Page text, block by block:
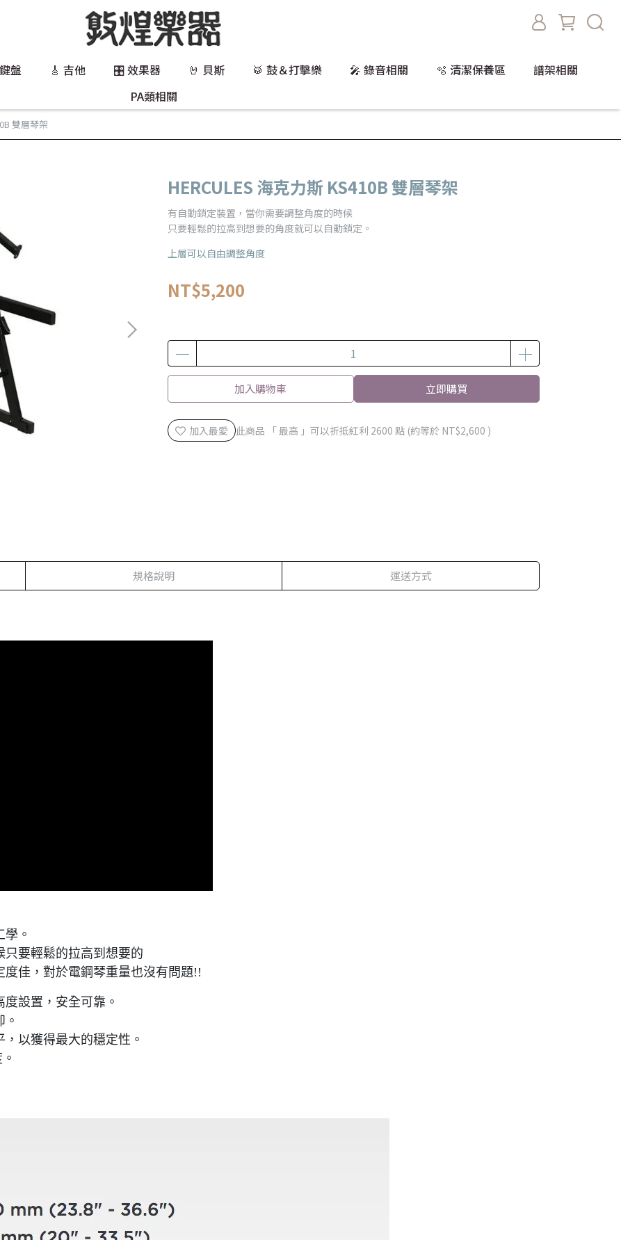
盤 🎸 吉他 🎛️ 效果器 🤘 貝斯 🥁 鼓＆打擊樂 🎤 錄音相關 🫧 清潔保養區
譜架相關
PA類相關
雙層琴架
HERCULES 海克力斯 KS410B 雙層琴架
有自動鎖定裝置，當你需要調整角度的時候
只要輕鬆的拉高到想要的角度就可以自動鎖定。
上層可以自由調整角度
NT$5,200
加入購物車 立即購買
加入最愛 此商品 「 最高 」可以折抵紅利 2600 點 (約等於 NT$2,600 )
規格說明 運送方式
。
要輕鬆的拉高到想要的
佳，對於電鋼琴重量也沒有問題!!
設置，安全可靠。
以獲得最大的穩定性。